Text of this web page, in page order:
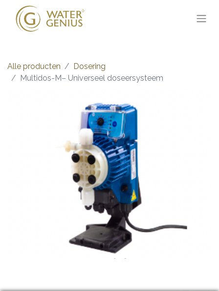
Alle producten
Dosering
Multidos-M– Universeel doseersysteem